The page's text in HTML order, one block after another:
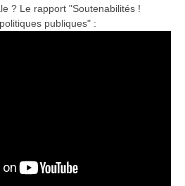
? Le rapport "Soutenabilités !
publiques" :